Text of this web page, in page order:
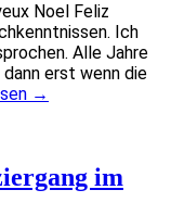
Noel Feliz
Ich
Alle Jahre
erst wenn die
→
im